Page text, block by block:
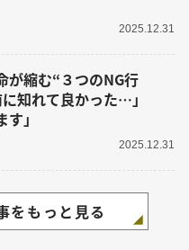
2025.12.31
が縮む“３つのNG行
知れて良かった…」
」
2025.12.31
をもっと見る